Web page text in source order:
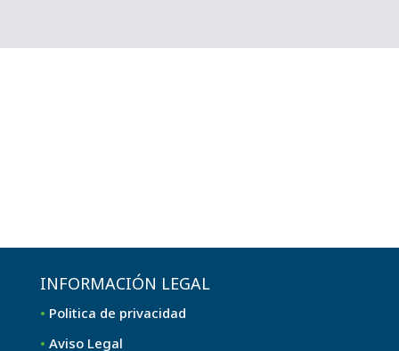
INFORMACIÓN LEGAL
•Politica de privacidad
•Aviso Legal